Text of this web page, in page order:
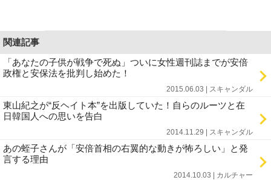
関連記事
「あなたの子供が戦争で死ぬ」ついに女性週刊誌までが安倍
政権と安保法を批判し始めた！
2015.06.03 | スキャンダル
東山紀之が“反ヘイト本”を出版していた！自らのルーツと在
日韓国人への思いを告白
2014.11.29 | スキャンダル
あの蛭子さんが「安倍首相の右翼的な動きが怖ろしい」と発
言する理由
2014.10.03 | カルチャー